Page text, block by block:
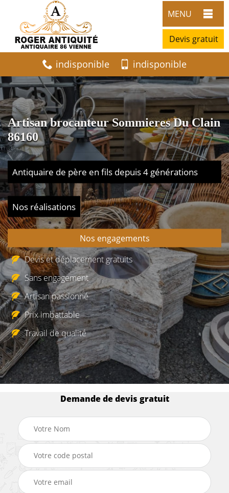
MENU
Devis gratuit
indisponible indisponible
Artisan brocanteur Sommieres Du Clain
86160
Antiquaire de père en fils depuis 4 générations
Nos réalisations
Nos engagements
Devis et déplacement gratuits
Sans engagement
Artisan passionné
Prix imbattable
Travail de qualité
Demande de devis gratuit